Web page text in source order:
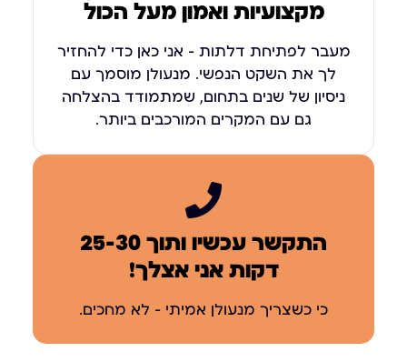
מקצועיות ואמון מעל הכול
מעבר לפתיחת דלתות – אני כאן כדי להחזיר
לך את השקט הנפשי. מנעולן מוסמך עם
ניסיון של שנים בתחום, שמתמודד בהצלחה
גם עם המקרים המורכבים ביותר.
התקשר עכשיו ותוך 25-30
דקות אני אצלך!
כי כשצריך מנעולן אמיתי – לא מחכים.